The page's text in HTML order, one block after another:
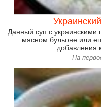
Данный суп с украинскими
мясном бульоне или
добавления
На